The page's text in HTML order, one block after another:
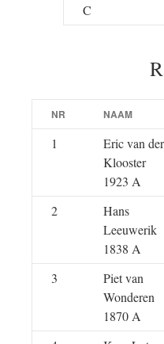
C
NR NAAM
1
Eric van der
Klooster
1923 A
2
Hans
Leeuwerik
1838 A
3
Piet van
Wonderen
1870 A